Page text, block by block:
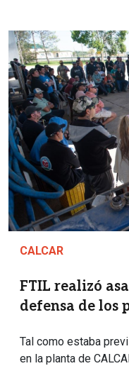
Imagen
CALCAR
FTIL realizó
defensa de los
Tal como estaba
en la planta de